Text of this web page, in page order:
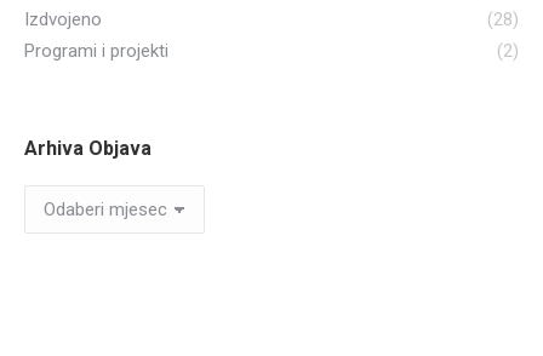
Izdvojeno
(28)
Programi i projekti
(2)
Arhiva Objava
Arhiva
Objava